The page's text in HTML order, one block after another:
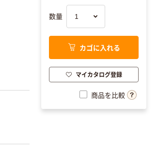
数量
カゴに入れる
マイカタログ登録
商品を比較